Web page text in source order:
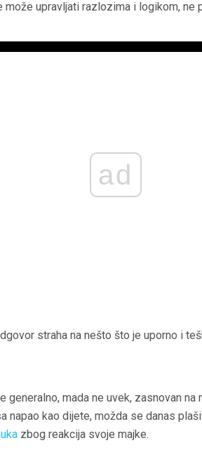
upravljati razlozima i logikom, ne
ad
straha na nešto što je uporno i
generalno, mada ne uvek, zasnovan
napao kao dijete, možda se danas
zbog reakcija svoje majke.